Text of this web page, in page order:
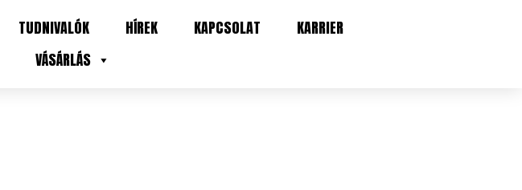
TUDNIVALÓK HÍREK KAPCSOLAT
KARRIER
VÁSÁRLÁS